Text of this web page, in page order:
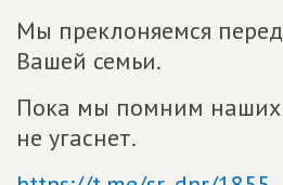
Мы преклоняемся
Вашей семьи.
Пока мы помним наших
не угаснет.